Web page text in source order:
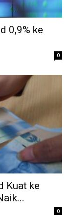
0,9% ke
0
Kuat ke
0